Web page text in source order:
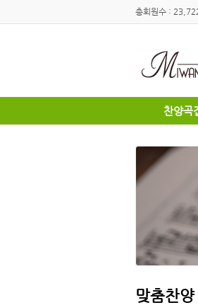
총회원수 :
찬양곡
쉽고은혜
명성가 /
복음성가
우리가락
절기별성가
혼성3부
여성성가
맞춤찬양